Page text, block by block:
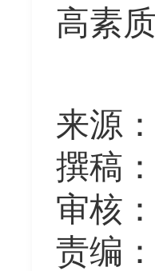
高素
来源
撰稿
审核
责编